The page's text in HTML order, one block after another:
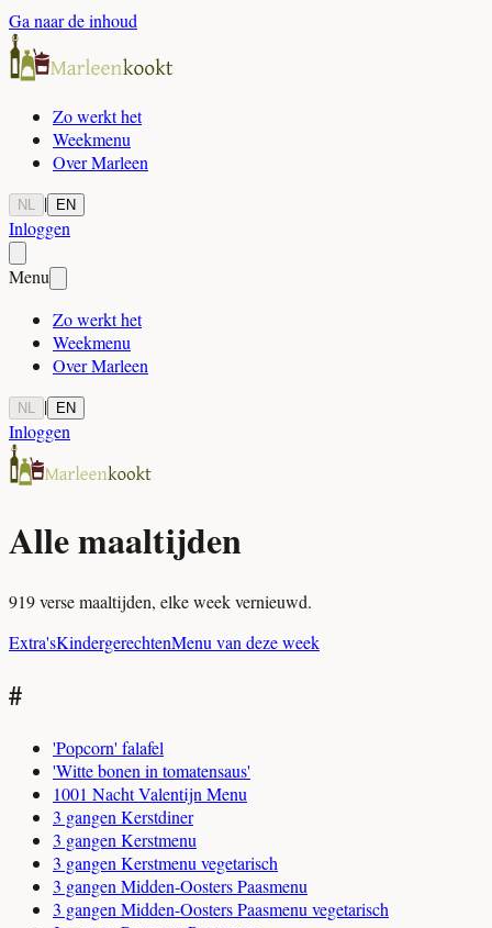
Ga naar de inhoud
Zo werkt het
Weekmenu
Over Marleen
NL | EN
Inloggen
Menu
Zo werkt het
Weekmenu
Over Marleen
NL | EN
Inloggen
Alle maaltijden
919 verse maaltijden, elke week vernieuwd.
Extra'sKindergerechtenMenu van deze week
#
'Popcorn' falafel
'Witte bonen in tomatensaus'
1001 Nacht Valentijn Menu
3 gangen Kerstdiner
3 gangen Kerstmenu
3 gangen Kerstmenu vegetarisch
3 gangen Midden-Oosters Paasmenu
3 gangen Midden-Oosters Paasmenu vegetarisch